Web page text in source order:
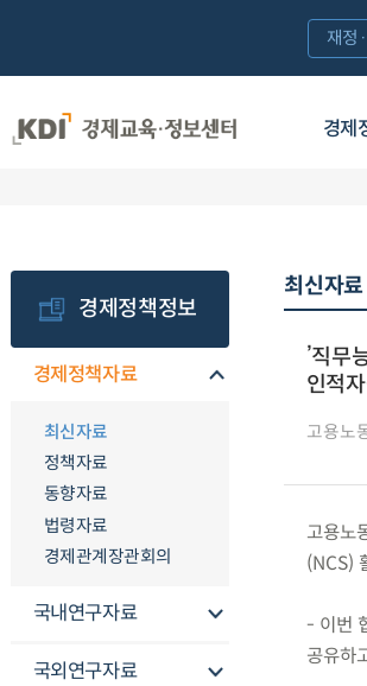
경제
재정
경제정책정보
경제정책자료
최신자료
정책자료
동향자료
법령자료
경제관계장관회의
국내연구자료
국외연구자료
최신자료
’직무
인적
고용노
고용노
(NCS)
- 이번
공유하